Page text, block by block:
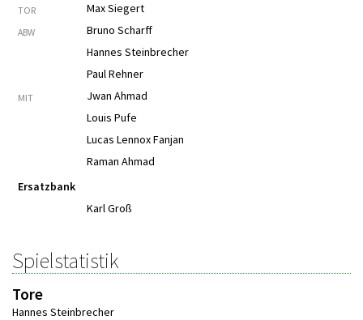
TOR Max Siegert
ABW
Bruno Scharff
Hannes Steinbrecher
Paul Rehner
MIT
Jwan Ahmad
Louis Pufe
Lucas Lennox Fanjan
Raman Ahmad
Ersatzbank
Karl Groß
Spielstatistik
Tore
Hannes Steinbrecher